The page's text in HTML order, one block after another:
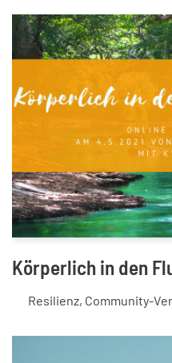
Körperlich in den
Resilienz, Community-